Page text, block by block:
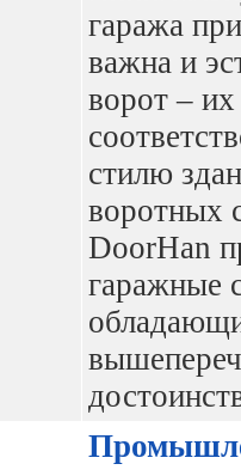
гаража
важна и
ворот –
стилю
воротных
DoorHan
гаражные